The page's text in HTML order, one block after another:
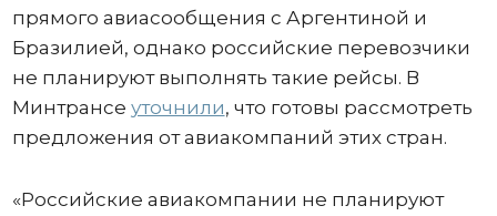
прямого авиасообщения с Аргентиной и
Бразилией, однако российские перевозчики
не планируют выполнять такие рейсы. В
Минтрансе уточнили, что готовы рассмотреть
предложения от авиакомпаний этих стран.
«Российские авиакомпании не планируют